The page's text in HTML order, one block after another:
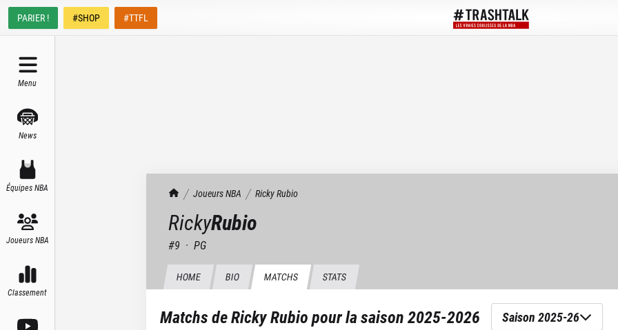
PARIER ! #SHOP #TTFL
Menu
News
Équipes NBA
Joueurs NBA
Classement
TrashTalk Actu NBA
Joueurs NBA RickyRubio
RickyRubio
#9 · PG
HOME BIO MATCHS STATS
Matchs deRicky Rubiopour la saison2025-2026 Saison 2025-26